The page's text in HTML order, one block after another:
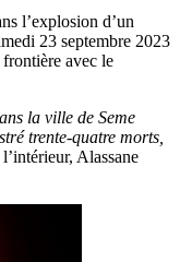
l’explosion d’un
23 septembre 2023
avec le
la ville de Seme
trente-quatre morts,
Alassane